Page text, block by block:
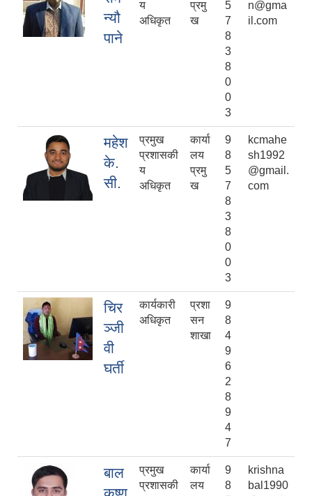
न्यौ
पाने
य
अधिकृत
प्रमु
ख
5
7
8
3
8
0
0
3
n@gma
il.com
महेश
के.
सी.
प्रमुख
प्रशासकी
य
अधिकृत
कार्या
लय
प्रमु
ख
9
8
5
7
8
3
8
0
0
3
kcmahe
sh1992
@gmail.
com
चिर
ञ्जी
वी
घर्ती
कार्यकारी
अधिकृत
प्रशा
सन
शाखा
9
8
4
9
6
2
8
9
4
7
बाल
प्रमुख
प्रशासकी
कार्या
लय
9
8
krishna
bal1990